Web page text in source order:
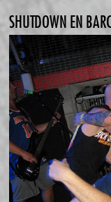
SHUTDOWN EN